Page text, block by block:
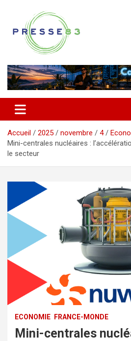
contenu
Presse 83
Accueil 2025 novembre 4
Mini-centrales nucléaires :
le secteur
ECONOMIE FRANCE-MONDE
Mini-centrales